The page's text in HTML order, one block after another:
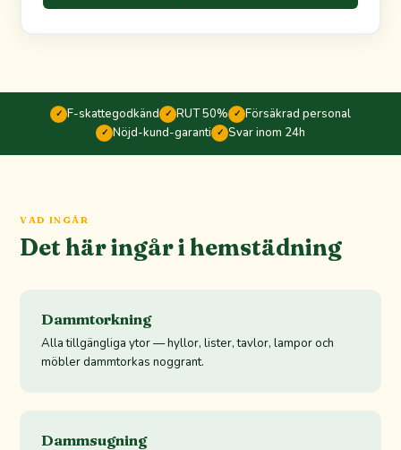
✓ F-skattegodkänd ✓ RUT 50% ✓ Försäkrad personal
✓ Nöjd-kund-garanti ✓ Svar inom 24h
VAD INGÅR
Det här ingår i hemstädning
Dammtorkning
Alla tillgängliga ytor — hyllor, lister, tavlor, lampor och
möbler dammtorkas noggrant.
Dammsugning